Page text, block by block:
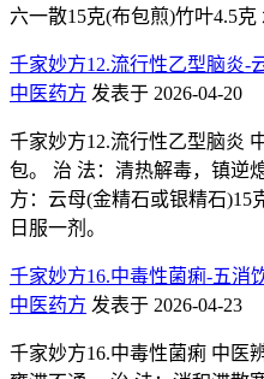
六一散15克(布包煎)竹叶4.5克
千家妙方12.流行性乙型脑炎-
中医药方 发表于 2026-04-20
千家妙方12.流行性乙型脑炎
包。 治 法：清热解毒，镇逆
方：云母(金精石或银精石)15
日服一剂。
千家妙方16.中毒性菌痢-五消
中医药方 发表于 2026-04-23
千家妙方16.中毒性菌痢 中医